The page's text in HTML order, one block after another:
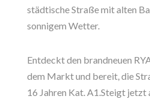
Entdeckt den brandneuen
dem Markt und bereit, die
16 Jahren Kat. A1.Steigt jetzt